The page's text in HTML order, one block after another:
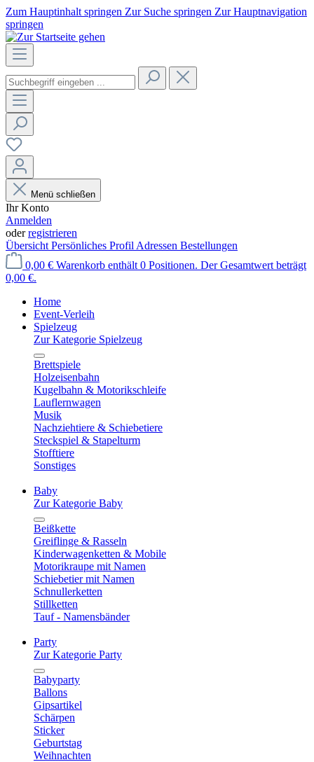
Zum Hauptinhalt springen Zur Suche springen Zur Hauptnavigation
springen
Menü schließen
Ihr Konto
Anmelden
oderregistrieren
Übersicht Persönliches Profil Adressen Bestellungen
0,00 € Warenkorb enthält 0 Positionen. Der Gesamtwert beträgt
0,00 €.
Home
Event-Verleih
Spielzeug
Zur Kategorie Spielzeug
Brettspiele
Holzeisenbahn
Kugelbahn & Motorikschleife
Lauflernwagen
Musik
Nachziehtiere & Schiebetiere
Steckspiel & Stapelturm
Stofftiere
Sonstiges
Baby
Zur Kategorie Baby
Beißkette
Greiflinge & Rasseln
Kinderwagenketten & Mobile
Motorikraupe mit Namen
Schiebetier mit Namen
Schnullerketten
Stillketten
Tauf - Namensbänder
Party
Zur Kategorie Party
Babyparty
Ballons
Gipsartikel
Schärpen
Sticker
Geburtstag
Weihnachten